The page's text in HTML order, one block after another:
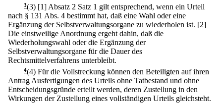
3(3) [1] Absatz 2 Satz 1 gilt entsprechend, wenn ein Urteil
nach § 131 Abs. 4 bestimmt hat, daß eine Wahl oder eine
Ergänzung der Selbstverwaltungsorgane zu wiederholen ist. [2]
Die einstweilige Anordnung ergeht dahin, daß die
Wiederholungswahl oder die Ergänzung der
Selbstverwaltungsorgane für die Dauer des
Rechtsmittelverfahrens unterbleibt.
4(4) Für die Vollstreckung können den Beteiligten auf ihren
Antrag Ausfertigungen des Urteils ohne Tatbestand und ohne
Entscheidungsgründe erteilt werden, deren Zustellung in den
Wirkungen der Zustellung eines vollständigen Urteils gleichsteht.